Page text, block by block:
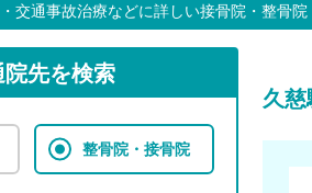
交通事故治療などに詳しい接骨院・整骨院
院先を検索
整骨院・接骨院
久慈